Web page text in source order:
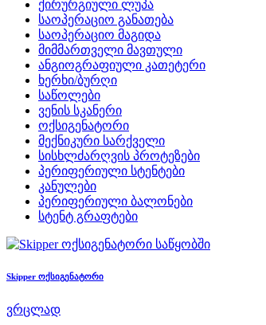
ქირურგიული ლუპა
საოპერაციო განათება
საოპერაციო მაგიდა
მიმმართველი მავთული
ანგიოგრაფიული კათეტერი
ხერხი/ბურღი
საწოლები
ვენის სკანერი
ოქსიგენატორი
მექნიკური სარქველი
სისხლძარღვის პროტეზები
პერიფერიული სტენტები
კანულები
პერიფერიული ბალონები
სტენტ გრაფტები
საწყობში
Skipper ოქსიგენატორი
ვრცლად